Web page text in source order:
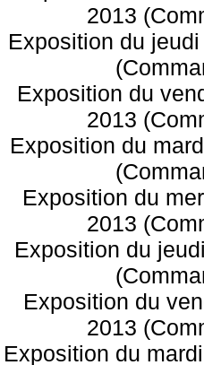
2013
Exposition du
Exposition du
2013
Exposition du
Exposition du
2013
Exposition du
Exposition du
2013
Exposition du